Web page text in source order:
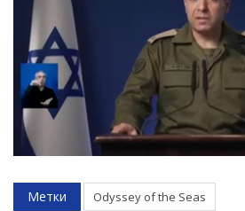
Метки
Odyssey of the Seas